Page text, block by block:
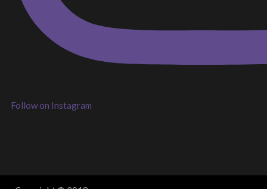
Follow on Instagram